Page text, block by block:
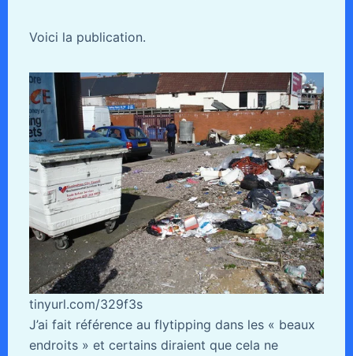
Voici la publication.
tinyurl.com/329f3s
J’ai fait référence au flytipping dans les « beaux
endroits » et certains diraient que cela ne